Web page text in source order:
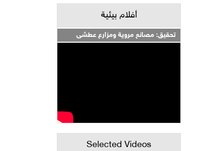
أفلام بيئية
تحقيق: مصانع مروية ومزارع عطشى
Selected Videos